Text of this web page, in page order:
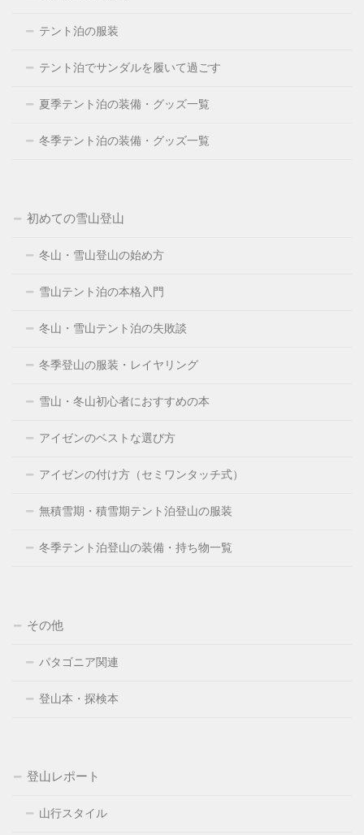
テント泊の服装
テント泊でサンダルを履いて過ごす
夏季テント泊の装備・グッズ一覧
冬季テント泊の装備・グッズ一覧
初めての雪山登山
冬山・雪山登山の始め方
雪山テント泊の本格入門
冬山・雪山テント泊の失敗談
冬季登山の服装・レイヤリング
雪山・冬山初心者におすすめの本
アイゼンのベストな選び方
アイゼンの付け方（セミワンタッチ式）
無積雪期・積雪期テント泊登山の服装
冬季テント泊登山の装備・持ち物一覧
その他
パタゴニア関連
登山本・探検本
登山レポート
山行スタイル